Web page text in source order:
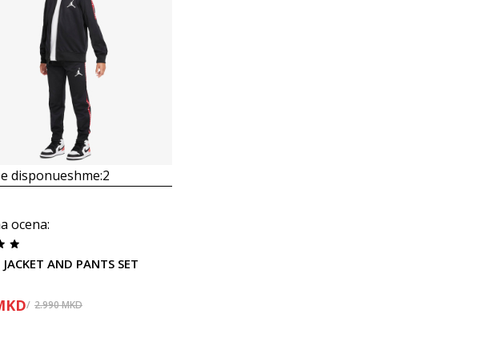
disponueshme:2
ocena:
AND PANTS SET
2.990MKD